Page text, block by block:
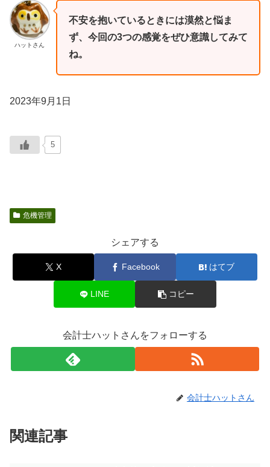
ハットさん
不安を抱いているときには漠然と悩ま
ず、今回の3つの感覚をぜひ意識してみて
ね。
2023年9月1日
5
危機管理
シェアする
X Facebook はてブ
LINE コピー
会計士ハットさんをフォローする
会計士ハットさん
関連記事